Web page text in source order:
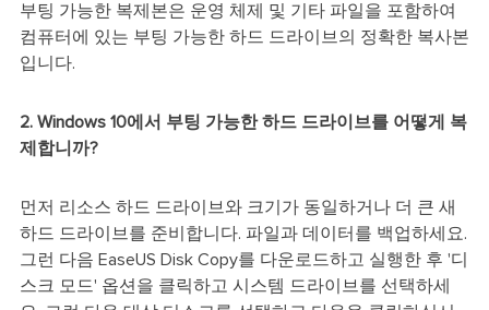
부팅 가능한 복제본은 운영 체제 및 기타 파일을 포함하여
컴퓨터에 있는 부팅 가능한 하드 드라이브의 정확한 복사본
입니다.
2. Windows 10에서 부팅 가능한 하드 드라이브를 어떻게 복
제합니까?
먼저 리소스 하드 드라이브와 크기가 동일하거나 더 큰 새
하드 드라이브를 준비합니다. 파일과 데이터를 백업하세요.
그런 다음 EaseUS Disk Copy를 다운로드하고 실행한 후 '디
스크 모드' 옵션을 클릭하고 시스템 드라이브를 선택하세